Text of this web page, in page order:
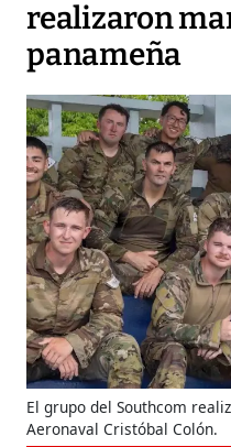
realizaron
panameña
El grupo del Southcom
Aeronaval Cristóbal Colón.